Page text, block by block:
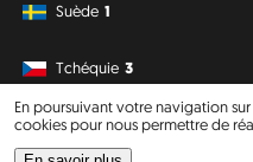
En poursuivant votre navigation
cookies pour nous permettre de
Suède 1
Tchéquie 3
Amérique du Sud